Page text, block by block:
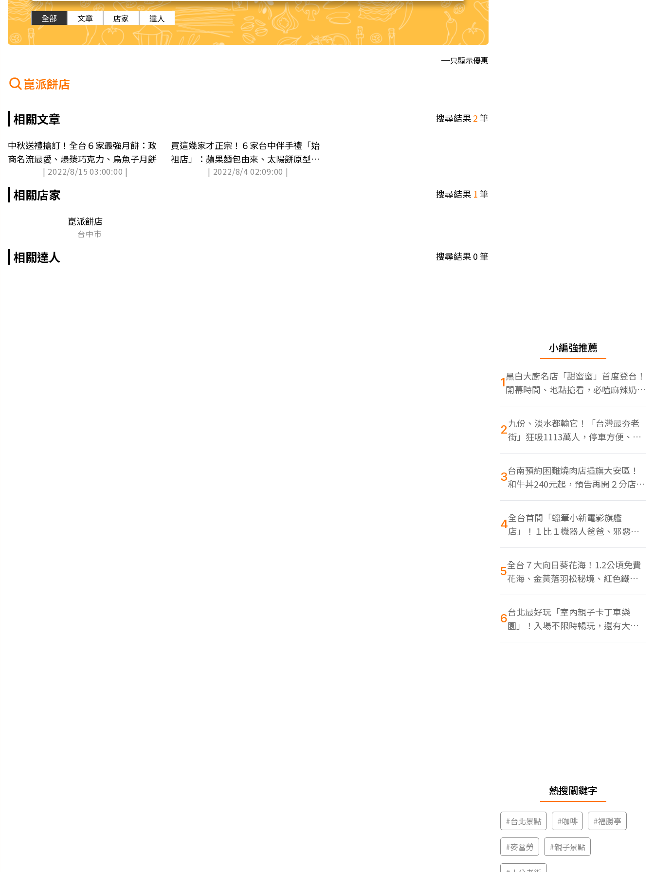
全部 文章 店家 達人
只顯示優惠
崑派餅店
相關文章 搜尋結果2筆
中秋送禮搶訂！全台６家最強月餅：政
商名流最愛、爆漿巧克力、烏魚子月餅
| 2022/8/15 03:00:00 |
買這幾家才正宗！６家台中伴手禮「始
祖店」：蘋果麵包由來、太陽餅原型
（中獎名單公布）| 2022/8/4 02:09:00 |
相關店家 搜尋結果 1筆
崑派餅店
台中市
相關達人 搜尋結果0筆
小編強推薦
1黑白大廚名店「甜蜜蜜」首度登台！
開幕時間、地點搶看，必嗑麻辣奶油
蝦
2九份、淡水都輸它！「台灣最夯老
街」狂吸1113萬人，停車方便、特
色美食多
3台南預約困難燒肉店插旗大安區！
和牛丼240元起，預告再開２分店、
地點曝光
4全台首間「蠟筆小新電影旗艦
店」！１比１機器人爸爸、邪惡正
男，百款周邊買翻
5全台７大向日葵花海！1.2公頃免費
花海、金黃落羽松秘境、紅色鐵橋
同框
6台北最好玩「室內親子卡丁車樂
園」！入場不限時暢玩，還有大螢
幕Switch遊戲區
熱搜關鍵字
#台北景點 #咖啡 #福勝亭
#麥當勞 #親子景點